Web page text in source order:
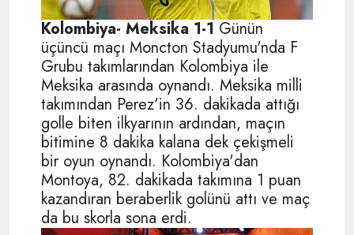
Kolombiya- Meksika 1-1 Günün
üçüncü maçı Moncton Stadyumu'nda F
Grubu takımlarından Kolombiya ile
Meksika arasında oynandı. Meksika milli
takımından Perez'in 36. dakikada attığı
golle biten ilkyarının ardından, maçın
bitimine 8 dakika kalana dek çekişmeli
bir oyun oynandı. Kolombiya'dan
Montoya, 82. dakikada takımına 1 puan
kazandıran beraberlik golünü attı ve maç
da bu skorla sona erdi.